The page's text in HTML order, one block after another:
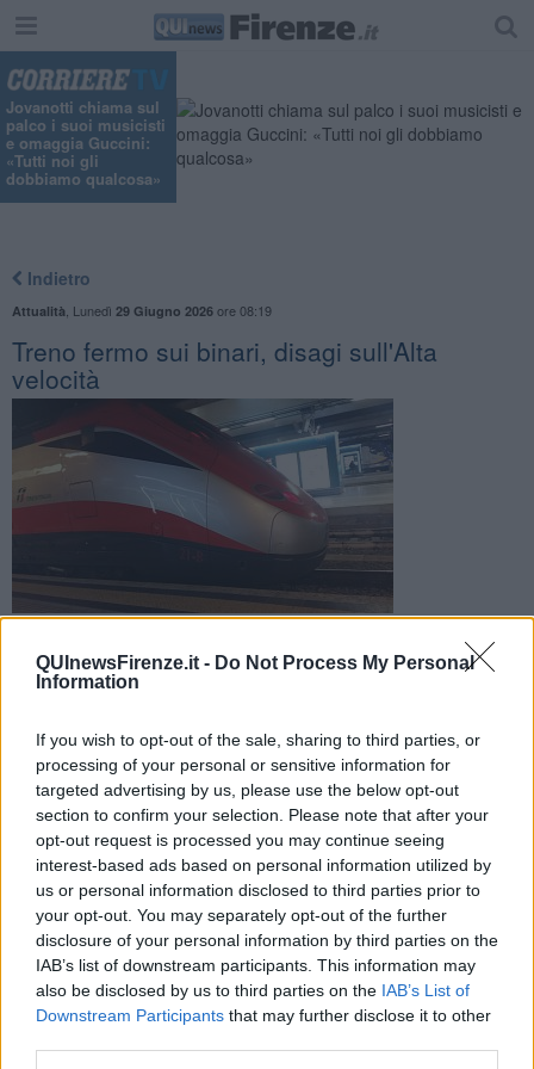
QUInewsFirenze.it - Do Not Process My Personal
Information
If you wish to opt-out of the sale, sharing to third parties, or
processing of your personal or sensitive information for
targeted advertising by us, please use the below opt-out
section to confirm your selection. Please note that after your
opt-out request is processed you may continue seeing
interest-based ads based on personal information utilized by
us or personal information disclosed to third parties prior to
your opt-out. You may separately opt-out of the further
disclosure of your personal information by third parties on the
IAB’s list of downstream participants. This information may
also be disclosed by us to third parties on the IAB’s List of
Downstream Participants that may further disclose it to other
Jovanotti chiama sul
palco i suoi musicisti
e omaggia Guccini:
«Tutti noi gli
dobbiamo qualcosa»
Indietro
Attualità Lunedì 29 Giugno 2026ore 08:19
Treno fermo sui binari, disagi sull'Alta
velocità
Foto d'archivio
Nottata difficile per chi era in viaggio sulla linea Av tra Firenze
e Bologna, a causa di un guasto che ha fermato un convoglio
FIRENZE / BOLOGNA —Ritardi fino a un'ora, in nottata, per i treni
dell'Alta velocità tra Firenze e Bologna in direzione del capoluogo
emiliano. La causa è stata un guasto che ha bloccato un convoglio
sui binari in prossimità di San Pellegrino.
L'inconveniente tecnico si è manifestato poco dopo le 20 di ieri
sera, e i ritardi sono maturati rapidamente quantificati prima in 40
minuti e poi in un'ora.